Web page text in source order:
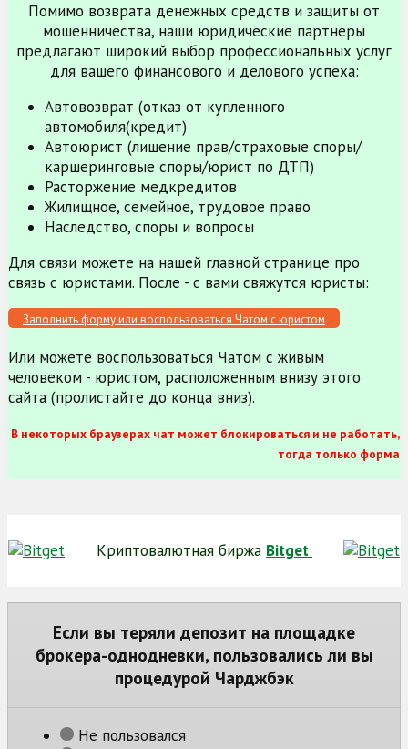
Помимо возврата денежных средств и защиты от
мошенничества, наши юридические партнеры
предлагают широкий выбор профессиональных услуг
для вашего финансового и делового успеха:
Автовозврат (отказ от купленного
автомобиля(кредит)
Автоюрист (лишение прав/страховые споры/
каршеринговые споры/юрист по ДТП)
Расторжение медкредитов
Жилищное, семейное, трудовое право
Наследство, споры и вопросы
Для связи можете на нашей главной странице про
связь с юристами. После - с вами свяжутся юристы:
Заполнить форму или воспользоваться Чатом с юристом
Или можете воспользоваться Чатом с живым
человеком - юристом, расположенным внизу этого
сайта (пролистайте до конца вниз).
В некоторых браузерах чат может блокироваться и не работать,
тогда только форма
Криптовалютная биржа Bitget
Если вы теряли депозит на площадке
брокера-однодневки, пользовались ли вы
процедурой Чарджбэк
Не пользовался